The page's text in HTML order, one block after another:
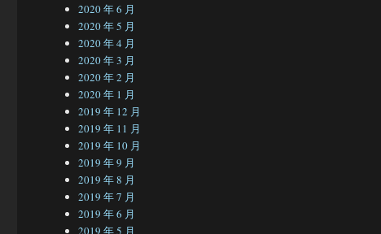
2020 年 6 月
2020 年 5 月
2020 年 4 月
2020 年 3 月
2020 年 2 月
2020 年 1 月
2019 年 12 月
2019 年 11 月
2019 年 10 月
2019 年 9 月
2019 年 8 月
2019 年 7 月
2019 年 6 月
2019 年 5 月